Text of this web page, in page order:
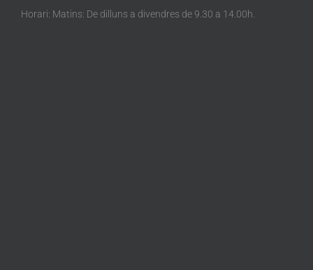
Horari: Matins: De dilluns a divendres de 9.30 a 14.00h.